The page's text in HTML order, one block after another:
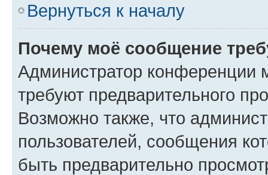
Вернуться к началу
Почему моё сообщение
Администратор конференции
требуют предварительного
Возможно также, что
пользователей, сообщения
быть предварительно